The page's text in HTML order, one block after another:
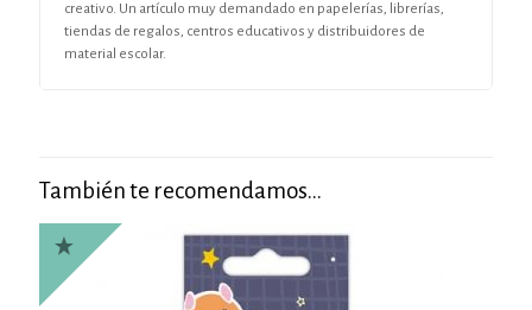
creativo. Un artículo muy demandado en papelerías, librerías,
tiendas de regalos, centros educativos y distribuidores de
material escolar.
También te recomendamos…